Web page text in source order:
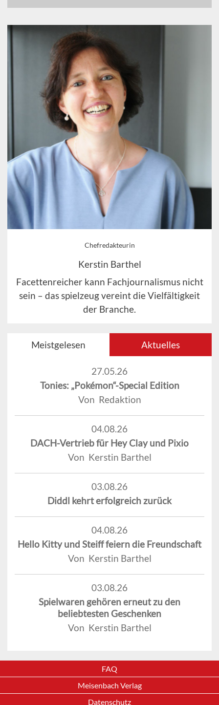
Chefredakteurin
Kerstin Barthel
Facettenreicher kann Fachjournalismus nicht
sein – das spielzeug vereint die Vielfältigkeit
der Branche.
Meistgelesen Aktuelles
27.05.26
Tonies: „Pokémon“-Special Edition
Von Redaktion
04.08.26
DACH-Vertrieb für Hey Clay und Pixio
Von Kerstin Barthel
03.08.26
Diddl kehrt erfolgreich zurück
04.08.26
Hello Kitty und Steiff feiern die Freundschaft
Von Kerstin Barthel
03.08.26
Spielwaren gehören erneut zu den
beliebtesten Geschenken
Von Kerstin Barthel
FAQ
Meisenbach Verlag
Datenschutz